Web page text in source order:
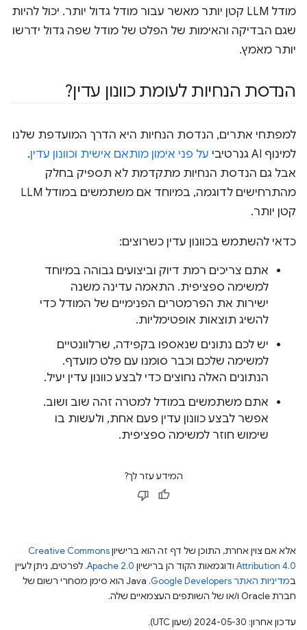
מודל LLM קטן יותר מאשר עבור מודל גדול יותר. יכול להיות
שגם הבדיקה והאימות של הפלט של מודל שפה גדול ידרשו
יותר מאמץ.
הנדסת הנחיות לעומת כוונון עדין?
למפתחי אתרים, הנדסת הנחיות היא הדרך המועדפת שלנו
למינוף AI גנרטיבי
על פני אימון מותאם אישית וכוונון עדין.
אבל גם הנדסת הנחיות מתקדמת לא תספיק בחלק
מהתרחישים לדוגמה, במיוחד אם משתמשים במודל LLM
קטן יותר.
כדאי להשתמש בכוונון עדין כשרוצים:
אתם צריכים רמת דיוק וביצועים גבוהה במיוחד
למשימה ספציפית. התאמה עדינה משנה
ישירות את הפרמטרים הפנימיים של המודל כדי
להשיג תוצאות אופטימליות.
יש לכם נתונים שנאספו בקפידה, שרלוונטיים
למשימה שלכם וכבר סומנו עם פלט מועדף.
הנתונים האלה נחוצים כדי לבצע כוונון עדין יעיל.
אתם משתמשים במודל למטרה זהה שוב ושוב.
אפשר לבצע כוונון עדין פעם אחת, ולעשות בו
שימוש חוזר למשימה ספציפית.
המידע עזר לך?
אלא אם צוין אחרת, התוכן של דף זה הוא ברישיוןCreative Commons
Attribution 4.0 ודוגמאות הקוד הן ברישיון Apache 2.0. לפרטים, ניתן לעיין
במדיניות האתר Google Developers‏
.‏ Java הוא סימן מסחרי רשום של
חברת Oracle ו/או של השותפים העצמאיים שלה.
עדכון אחרון: 2024-05-30 (שעון UTC).